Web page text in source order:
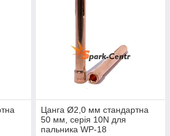
Цанга Ø2,0 мм стандартна
50 мм, серія 10N для
пальника WP-18